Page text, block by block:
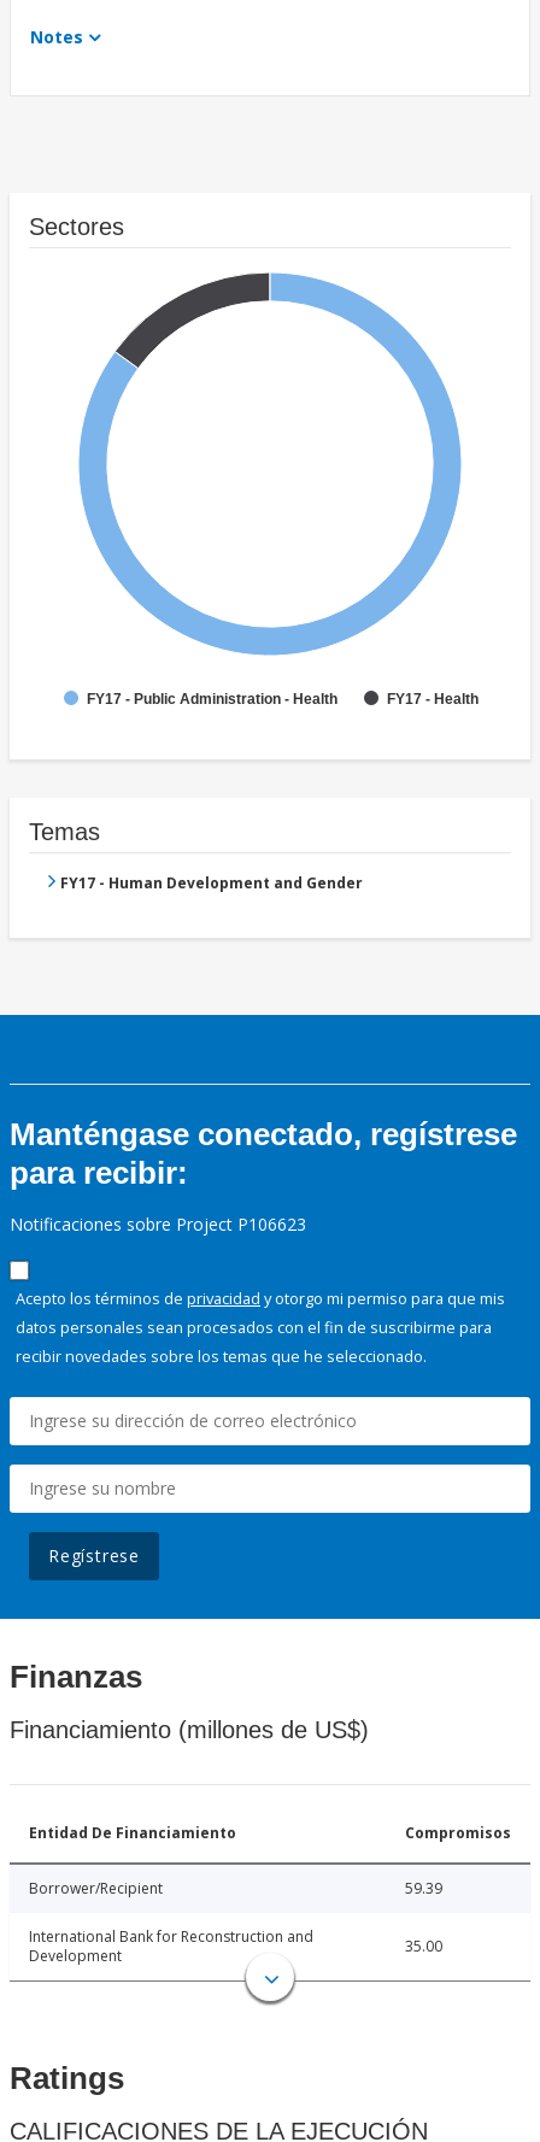
Notes
Sectores
FY17 - Public Administration - Health FY17 - Health
Temas
FY17 - Human Development and Gender
Manténgase conectado, regístrese
para recibir:
Notificaciones sobre Project P106623
Acepto los términos de privacidad y otorgo mi permiso para que mis
datos personales sean procesados con el fin de suscribirme para
recibir novedades sobre los temas que he seleccionado.
Regístrese
Finanzas
Financiamiento (millones de US$)
Entidad De Financiamiento Compromisos
Borrower/Recipient 59.39
International Bank for Reconstruction and
Development
35.00
Ratings
CALIFICACIONES DE LA EJECUCIÓN